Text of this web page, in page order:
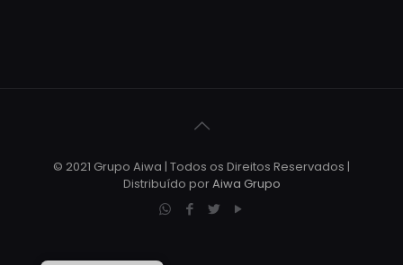
© 2021 Grupo Aiwa | Todos os Direitos Reservados |
Distribuído porAiwa Grupo